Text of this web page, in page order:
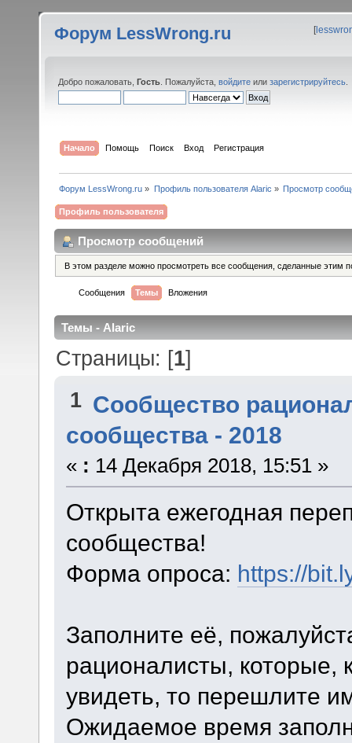
Форум LessWrong.ru [
Добро пожаловать, Гость . Пожалуйста, войдите или зарегистрируйтесь
Начало Помощь Поиск Вход Регистрация
Форум LessWrong.ru » Профиль пользователя Alaric » Просмотр
Профиль пользователя
Просмотр сообщений
В этом разделе можно просмотреть все сообщения, сделанные этим
Сообщения Темы Вложения
Темы - Alaric
Страницы: [1]
1 Сообщество
сообщества - 2018
« : 14 Декабря 2018, 15:51 »
Открыта ежегодная
сообщества!
Форма опроса: https://
Заполните её,
рационалисты, которые,
увидеть, то перешлите
Ожидаемое время